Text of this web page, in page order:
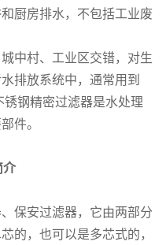
厨房排水，不包括工业废
中村、工业区交错，对生
排放系统中，通常用到
钢精密过滤器是水处理
件。
介
保安过滤器，它由两部分
的，也可以是多芯式的，